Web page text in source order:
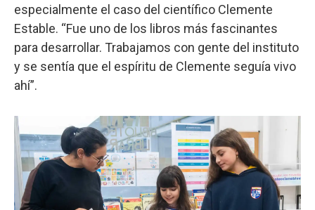
especialmente el caso del científico Clemente
Estable. “Fue uno de los libros más fascinantes
para desarrollar. Trabajamos con gente del instituto
y se sentía que el espíritu de Clemente seguía vivo
ahí”.